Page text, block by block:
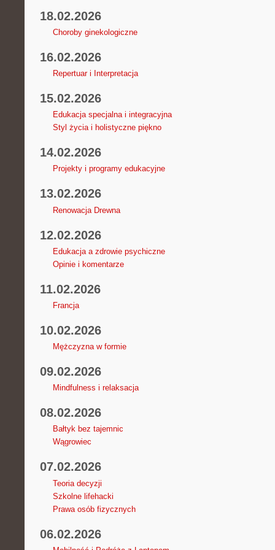
18.02.2026
Choroby ginekologiczne
16.02.2026
Repertuar i Interpretacja
15.02.2026
Edukacja specjalna i integracyjna
Styl życia i holistyczne piękno
14.02.2026
Projekty i programy edukacyjne
13.02.2026
Renowacja Drewna
12.02.2026
Edukacja a zdrowie psychiczne
Opinie i komentarze
11.02.2026
Francja
10.02.2026
Mężczyzna w formie
09.02.2026
Mindfulness i relaksacja
08.02.2026
Bałtyk bez tajemnic
Wągrowiec
07.02.2026
Teoria decyzji
Szkolne lifehacki
Prawa osób fizycznych
06.02.2026